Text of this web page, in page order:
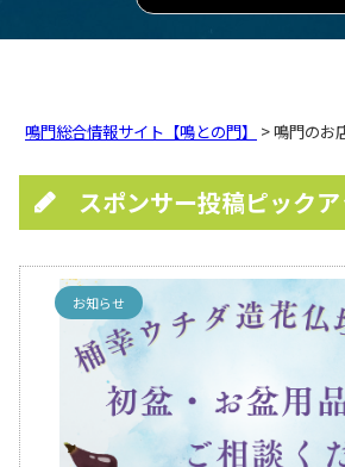
鳴門総合情報サイト【鳴との門】 > 鳴門のお
スポンサー投稿ピック
お知らせ